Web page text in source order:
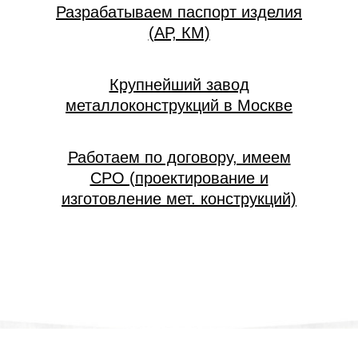
Разрабатываем паспорт изделия
(АР, КМ)
Крупнейший завод
металлоконструкций в Москве
Работаем по договору, имеем
СРО (проектирование и
изготовление мет. конструкций)